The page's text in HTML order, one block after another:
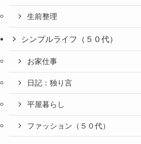
生前整理
シンプルライフ（５０代）
お家仕事
日記：独り言
平屋暮らし
ファッション（５０代）